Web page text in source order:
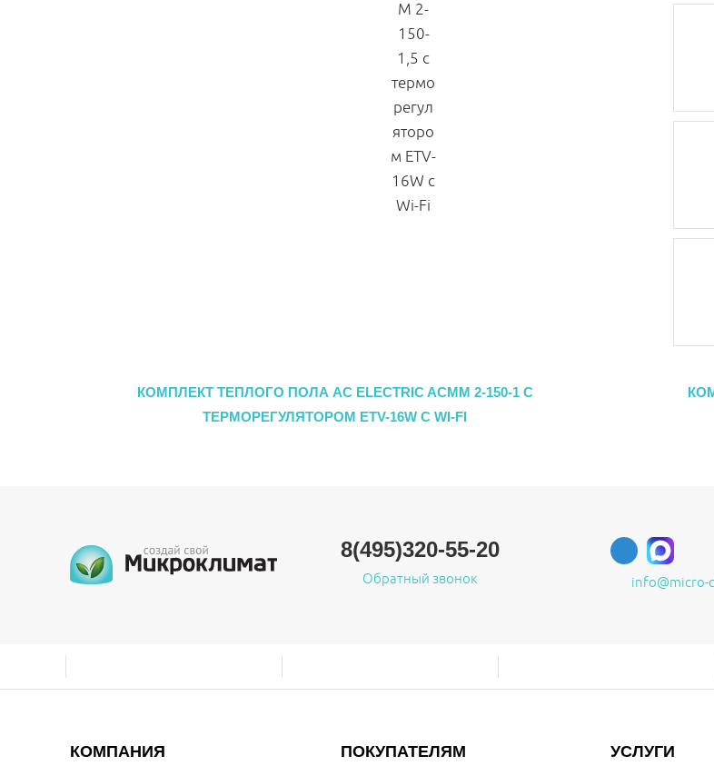
КОМПЛЕКТ ТЕПЛОГО ПОЛА AC ELECTRIC ACMM 2-150-1 С
ТЕРМОРЕГУЛЯТОРОМ ETV-16W С WI-FI
8(495)320-55-20
Обратный звонок info@micro-
КОМПАНИЯ ПОКУПАТЕЛЯМ УСЛУГИ